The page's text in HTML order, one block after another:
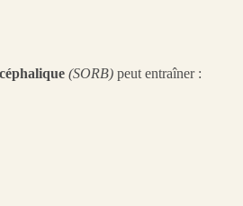
(SORB) peut entraîner :